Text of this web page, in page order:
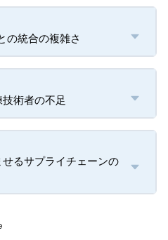
の統合の複雑さ
術者の不足
るサプライチェーンの